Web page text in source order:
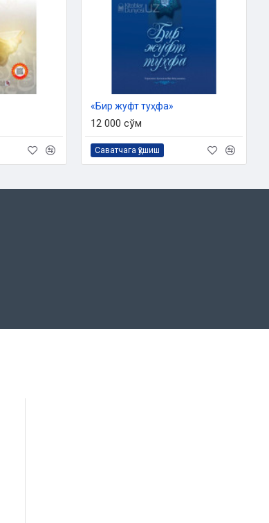
«Бир жуфт туҳфа»
12 000 сўм
Саватчага қўшиш